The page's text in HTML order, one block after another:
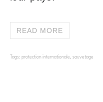
READ MORE
Tags: protection internationale sauvetage